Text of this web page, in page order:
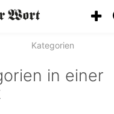
Kategorien
in einer